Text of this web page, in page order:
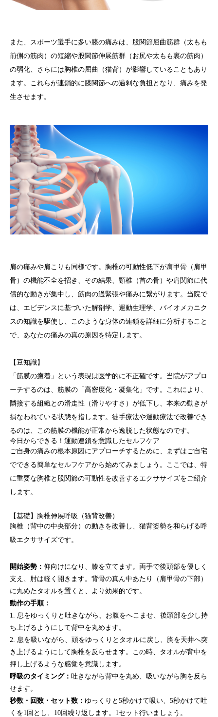
また、スポーツ選手に多い膝の痛みは、 股関節屈曲筋群（太もも
前側の筋肉） の短縮や股関節伸展筋群（お尻や太もも裏の筋肉）
の弱化、さらには胸椎の屈曲（猫背） が影響していることもあり
ます。これらが連鎖的に膝関節への過剰な負担となり、痛みを発
生させます。
肩の痛みや肩こり も同様です。 胸椎の可動性低下が肩甲骨（肩甲
骨）の機能不全を招き、その結果、 頸椎（首の骨） や肩関節に代
償的な動きが集中し、筋肉の過緊張や痛みに繋がります。当院で
は、エビデンスに基づいた解剖学、運動生理学、バイオメカニク
スの知識を駆使し、このような身体の連鎖を詳細に分析すること
で、あなたの痛みの真の原因を特定します。
【豆知識】
「筋膜の癒着」という表現は医学的に不正確です。当院がアプロ
ーチするのは、筋膜の 「高密度化・凝集化」 です。これにより、
隣接する組織との滑走性（滑りやすさ） が低下し、本来の動きが
損なわれている状態を指します。徒手療法や運動療法で改善でき
るのは、この筋膜の機能が正常から逸脱した状態なのです。
今日からできる！運動連鎖を意識したセルフケア
ご自身の痛みの根本原因にアプローチするために、まずはご自宅
でできる簡単なセルフケアから始めてみましょう。ここでは、特
に重要な胸椎と 股関節の可動性を改善するエクササイズをご紹介
します。
【基礎】胸椎伸展呼吸（猫背改善）
胸椎（背中の中央部分）の動きを改善し、猫背姿勢を和らげる呼
吸エクササイズです。
開始姿勢： 仰向けになり、膝を立てます。両手で後頭部を優しく
支え、肘は軽く開きます。背骨の真ん中あたり（肩甲骨の下部）
に丸めたタオルを置くと、より効果的です。
動作の手順：
1. 息をゆっくりと吐きながら、お腹をへこませ、後頭部を少し持
ち上げるようにして背中を丸めます。
2. 息を吸いながら、頭をゆっくりとタオルに戻し、胸を天井へ突
き上げるようにして胸椎を反らせます。この時、タオルが背中を
押し上げるような感覚を意識します。
呼吸のタイミング： 吐きながら背中を丸め、吸いながら胸を反ら
せます。
秒数・回数・セット数： ゆっくりと5秒かけて吸い、5秒かけて吐
くを1回とし、10回繰り返します。1セット行いましょう。